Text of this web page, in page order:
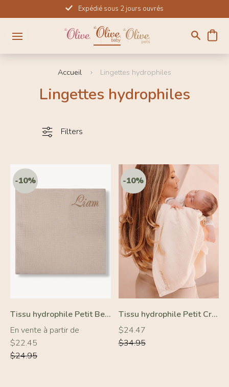
au
contenu
Expédié sous 2 jours ouvrés
Accueil Lingettes hydrophiles
Lingettes hydrophiles
Filters
-10%
Tissu hydrophile Petit Beige
En vente à partir de
$22.45
Prix
régulier
$24.95
Tissu hydrophile Petit Crème
Prix
régulier
$24.47
Prix
régulier
$34.95